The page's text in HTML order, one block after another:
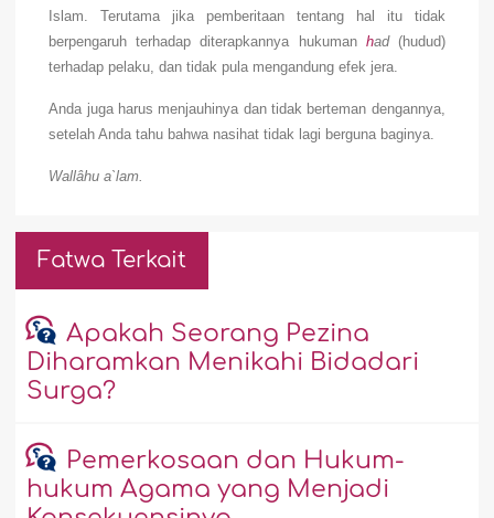
Islam. Terutama jika pemberitaan tentang hal itu tidak
berpengaruh terhadap diterapkannya hukuman had(hudud)
terhadap pelaku, dan tidak pula mengandung efek jera.
Anda juga harus menjauhinya dan tidak berteman dengannya,
setelah Anda tahu bahwa nasihat tidak lagi berguna baginya.
Wallâhu a`lam.
Fatwa Terkait
Apakah Seorang Pezina
Diharamkan Menikahi Bidadari
Surga?
Pemerkosaan dan Hukum-
hukum Agama yang Menjadi